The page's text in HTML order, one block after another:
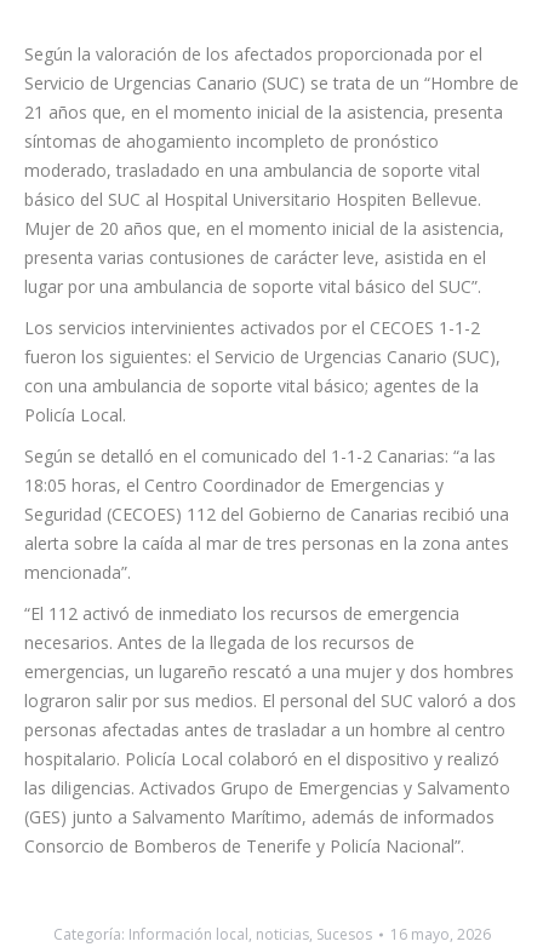
Según la valoración de los afectados proporcionada por el
Servicio de Urgencias Canario (SUC) se trata de un “Hombre de
21 años que, en el momento inicial de la asistencia, presenta
síntomas de ahogamiento incompleto de pronóstico
moderado, trasladado en una ambulancia de soporte vital
básico del SUC al Hospital Universitario Hospiten Bellevue.
Mujer de 20 años que, en el momento inicial de la asistencia,
presenta varias contusiones de carácter leve, asistida en el
lugar por una ambulancia de soporte vital básico del SUC”.
Los servicios intervinientes activados por el CECOES 1-1-2
fueron los siguientes: el Servicio de Urgencias Canario (SUC),
con una ambulancia de soporte vital básico; agentes de la
Policía Local.
Según se detalló en el comunicado del 1-1-2 Canarias: “a las
18:05 horas, el Centro Coordinador de Emergencias y
Seguridad (CECOES) 112 del Gobierno de Canarias recibió una
alerta sobre la caída al mar de tres personas en la zona antes
mencionada”.
“El 112 activó de inmediato los recursos de emergencia
necesarios. Antes de la llegada de los recursos de
emergencias, un lugareño rescató a una mujer y dos hombres
lograron salir por sus medios. El personal del SUC valoró a dos
personas afectadas antes de trasladar a un hombre al centro
hospitalario. Policía Local colaboró en el dispositivo y realizó
las diligencias. Activados Grupo de Emergencias y Salvamento
(GES) junto a Salvamento Marítimo, además de informados
Consorcio de Bomberos de Tenerife y Policía Nacional”.
Categoría: Información local, noticias, Sucesos 16 mayo, 2026